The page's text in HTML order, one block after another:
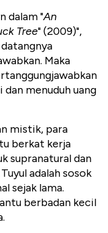
dalam "An
Tree" (2009)",
Maka
dan menuduh uang
mistik, para
berkat kerja
supranatural dan
adalah sosok
sejak lama.
berbadan kecil